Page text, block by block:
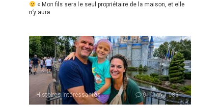
« Mon fils sera le seul propriétaire de la maison, et elle
n’y aura
Histoires Intéressantes 0 1 083